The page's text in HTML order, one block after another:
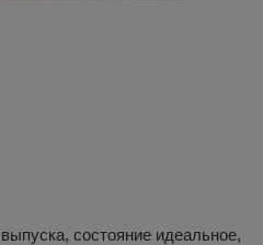
состояние идеальное,